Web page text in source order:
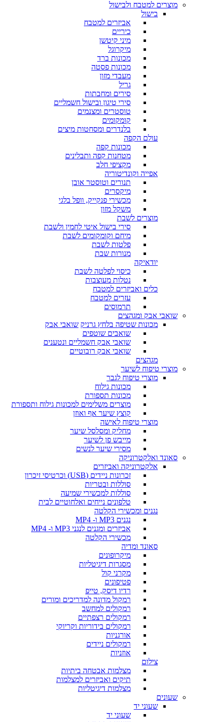
מוצרים למטבח ולבישול
בישול
אביזרים למטבח
כיריים
מיני קיטשן
מיקרוגל
מכונות ברד
מכונות פסטה
מעבדי מזון
גריל
סירים ומחבתות
סירי טיגון ובישול חשמליים
טוסטרים ומצנמים
קומקומים
בלנדרים ומסחטות מיצים
עולם הקפה
מכונות קפה
מטחנות קפה ותבלינים
מקציפי חלב
אפייה וקונדיטוריה
תנורים וטוסטר אובן
מיקסרים
מכשירי פנקייק, וופל בלגי
משקל מזון
מוצרים לשבת
סירי בישול איטי לחמין ולשבת
מיחם וקומקומים לשבת
פלטות לשבת
מנורות שבת
יודאיקה
כיסוי לפלטה לשבת
נטלות מעוצבות
כלים ואביזרים למטבח
עזרים למטבח
תרמוסים
שואבי אבק ומגהצים
מכונות שטיפה בלחץ גרניק שואבי אבק
שואבים שוטפים
שואבי אבק חשמליים ונטענים
שואבי אבק רובוטיים
מגהצים
מוצרי טיפוח לשיער
מוצרי טיפוח לגבר
מכונות גילוח
מכונות תספורת
מוצרים משלימים למכונות גילוח ותספורת
קוצץ שיער אף ואוזן
מוצרי טיפוח לאישה
מחליק ומסלסל שיער
מייבש פן לשיער
מסירי שיער לנשים
סאונד ואלקטרוניקה
אלקטרוניקה ואביזרים
זכרונות ניידים (USB) וכרטיסי זיכרון
סוללות ובטריות
סוללות למכשירי שמיעה
טלפונים נייחים ואלחוטיים לבית
נגנים ומכשירי הקלטה
נגנים MP3 ו- MP4
אביזרים ומגנים לנגני MP3 ו- MP4
מכשירי הקלטה
סאונד ומדיה
מיקרופונים
מסגרות דיגיטליות
מקרני קול
פטיפונים
רדיו דיסק, טייפ
רמקול מדונה למדריכים ומורים
רמקולים למחשב
רמקולים רצפתיים
רמקולים בידוריות וקריוקי
אורגניות
רמקולים ניידים
אוזניות
צילום
מצלמות אבטחה ביתיות
תיקים ואביזרים למצלמות
מצלמות דיגיטליות
שעונים
שעוני יד
שעוני יד